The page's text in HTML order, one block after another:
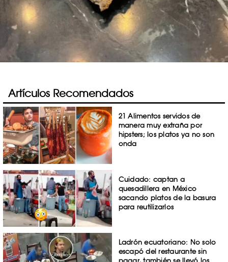
Artículos Recomendados
21 Alimentos servidos de
manera muy extraña por
hipsters; los platos ya no son
onda
Cuidado: captan a
quesadillera en México
sacando platos de la basura
para reutilizarlos
Ladrón ecuatoriano: No solo
escapó del restaurante sin